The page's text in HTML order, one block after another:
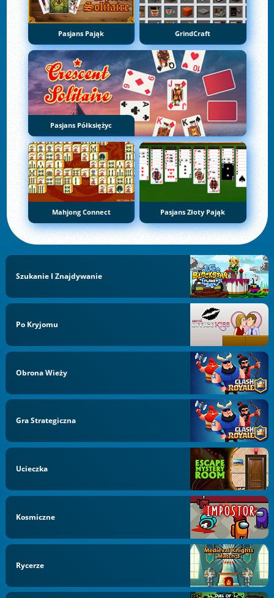
Pasjans Pająk GrindCraft
Pasjans Półksiężyc
Mahjong Connect Pasjans Złoty Pająk
Szukanie I Znajdywanie
Po Kryjomu
Obrona Wieży
Gra Strategiczna
Ucieczka
Kosmiczne
Rycerze